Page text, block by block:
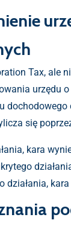
Tax, ale
urzędu
się
kara
działania,